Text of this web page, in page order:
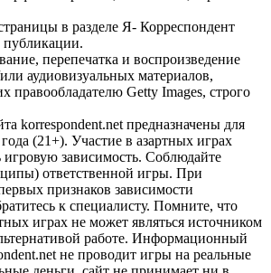
в разделе Я- Корреспондент
публикации.
перепечатка и воспроизведение
аудиовизуальных материалов,
правообладателю Getty Images, строго
korrespondent.net предназначены для
(21+). Участие в азартных играх
игровую зависимость. Соблюдайте
ответственной игры. При
признаков зависимости
к специалисту. Помните, что
играх не может являться источником
работе. Информационный
не проводит игры на реальные